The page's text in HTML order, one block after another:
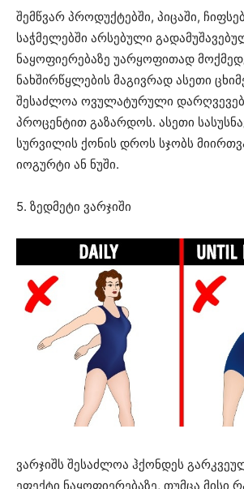
შემწვარ პროდუქტებში, პიცაში,
საჭმელებში არსებული
ნაყოფიერებაზე უარყოფითად
ნახშირწყლების მაგივრად ასეთი
შესაძლოა ოვულატურული
პროცენტით გაზარდოს. ასეთი
სურვილის ქონის დროს სჯობს
იოგურტი ან ნუში.
5. ზედმეტი ვარჯიში
ვარჯიშს შესაძლოა ჰქონდეს
ეფექტი ნაყოფიერებაზე, თუმცა მისი